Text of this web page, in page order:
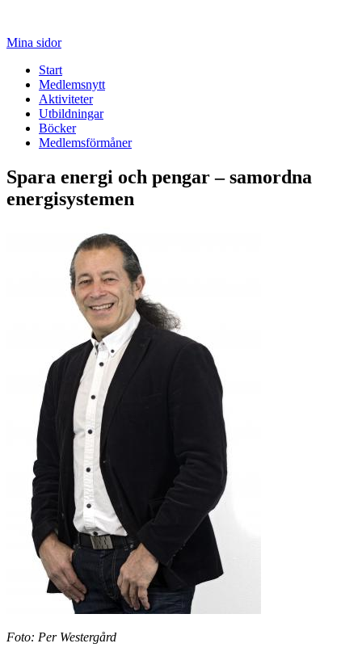
Mina sidor
Start
Medlemsnytt
Aktiviteter
Utbildningar
Böcker
Medlemsförmåner
Spara energi och pengar – samordna
energisystemen
Foto: Per Westergård